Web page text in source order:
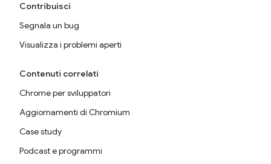
Contribuisci
Segnala un bug
Visualizza i problemi aperti
Contenuti correlati
Chrome per sviluppatori
Aggiornamenti di Chromium
Case study
Podcast e programmi